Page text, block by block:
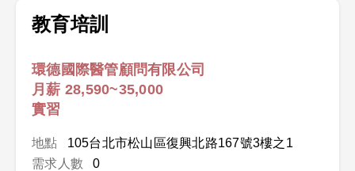
教育培訓
環德國際醫管顧問有限公司
月薪 28,590~35,000
實習
地點
105台北市松山區復興北路167號3樓之1
需求人數
0